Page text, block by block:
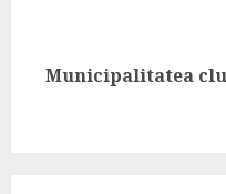
Next
Municipalitatea